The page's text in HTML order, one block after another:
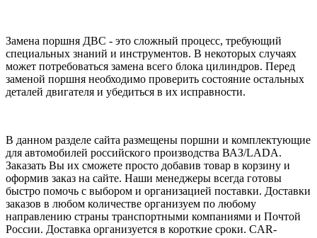
Замена поршня ДВС - это сложный процесс, требующий
специальных знаний и инструментов. В некоторых случаях
может потребоваться замена всего блока цилиндров. Перед
заменой поршня необходимо проверить состояние остальных
деталей двигателя и убедиться в их исправности.
В данном разделе сайта размещены поршни и комплектующие
для автомобилей российского производства ВАЗ/LADA.
Заказать Вы их сможете просто добавив товар в корзину и
оформив заказ на сайте. Наши менеджеры всегда готовы
быстро помочь с выбором и организацией поставки. Доставки
заказов в любом количестве организуем по любому
направлению страны транспортными компаниями и Почтой
России. Доставка организуется в короткие сроки. CAR-